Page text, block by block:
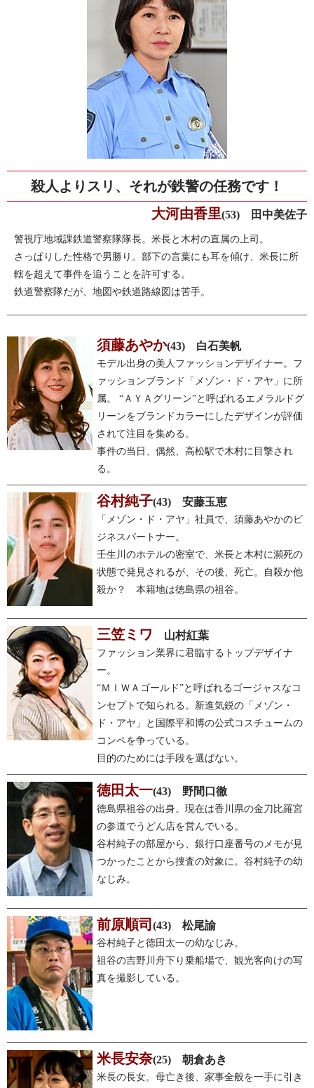
殺人よりスリ、それが鉄警の任務です！
大河由香里(53) 田中美佐子
警視庁地域課鉄道警察隊隊長。米長と木村の直属の上司。
さっぱりした性格で男勝り。部下の言葉にも耳を傾け、米長に所
轄を超えて事件を追うことを許可する。
鉄道警察隊だが、地図や鉄道路線図は苦手。
須藤あやか(43) 白石美帆
モデル出身の美人ファッションデザイナー。フ
ァッションブランド「メゾン・ド・アヤ」に所
属。 “ＡＹＡグリーン”と呼ばれるエメラルドグ
リーンをブランドカラーにしたデザインが評価
されて注目を集める。
事件の当日、偶然、高松駅で木村に目撃され
る。
谷村純子(43) 安藤玉恵
「メゾン・ド・アヤ」社員で、須藤あやかのビ
ジネスパートナー。
壬生川のホテルの密室で、米長と木村に瀕死の
状態で発見されるが、その後、死亡。自殺か他
殺か？ 本籍地は徳島県の祖谷。
三笠ミワ 山村紅葉
ファッション業界に君臨するトップデザイナ
ー。
“ＭＩＷＡゴールド”と呼ばれるゴージャスなコ
ンセプトで知られる。新進気鋭の「メゾン・
ド・アヤ」と国際平和博の公式コスチュームの
コンペを争っている。
目的のためには手段を選ばない。
徳田太一(43) 野間口徹
徳島県祖谷の出身。現在は香川県の金刀比羅宮
の参道でうどん店を営んでいる。
谷村純子の部屋から、銀行口座番号のメモが見
つかったことから捜査の対象に。谷村純子の幼
なじみ。
前原順司(43) 松尾諭
谷村純子と徳田太一の幼なじみ。
祖谷の吉野川舟下り乗船場で、観光客向けの写
真を撮影している。
米長安奈(25) 朝倉あき
米長の長女。母亡き後、家事全般を一手に引き